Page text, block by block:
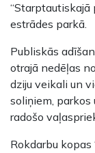
“Starptautiskajā
estrādes parkā.
Publiskās
otrajā nedēļas
dziju veikali un
soliņiem, parkos
radošo
Rokdarbu kopas